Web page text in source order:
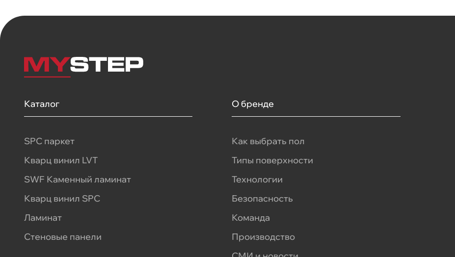
Каталог
SPC паркет
Кварц винил LVT
SWF Каменный ламинат
Кварц винил SPC
Ламинат
Стеновые панели
О бренде
Как выбрать пол
Типы поверхности
Технологии
Безопасность
Команда
Производство